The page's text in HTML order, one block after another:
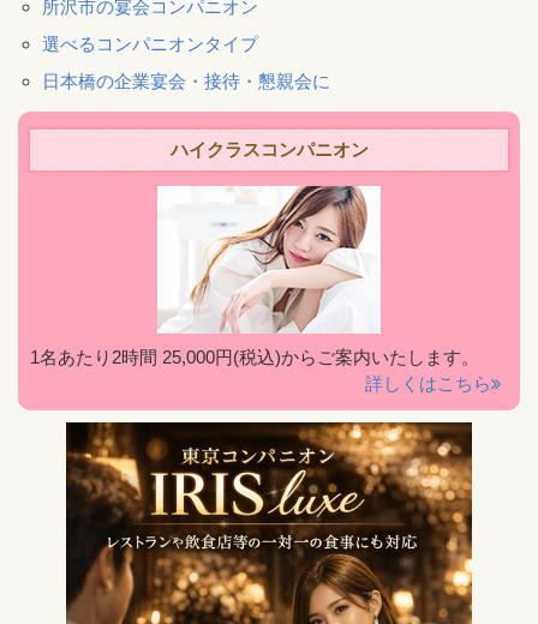
所沢市の宴会コンパニオン
選べるコンパニオンタイプ
日本橋の企業宴会・接待・懇親会に
ハイクラスコンパニオン
1名あたり2時間 25,000円(税込)からご案内いたします。
詳しくはこちら